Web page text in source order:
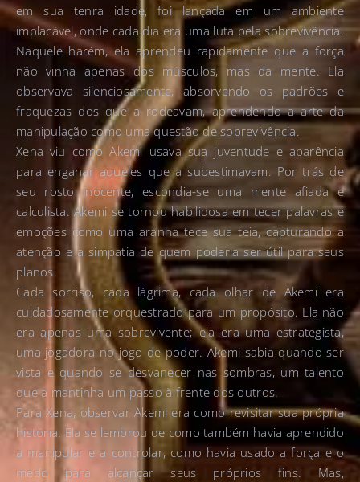
em sua tenra idade, foi lançada em um ambiente
implacável, onde cada dia era uma luta pela sobrevivência.
Naquele harém, ela aprendeu rapidamente que a força
não vinha apenas dos músculos, mas da mente. Ela
observava silenciosamente, absorvendo os padrões e
fraquezas dos que a rodeavam, aprendendo a arte da
manipulação como uma questão de sobrevivência.
Xena viu como Akemi usava sua juventude e aparência
para enganar aqueles que a subestimavam. Por trás de
seu rosto inocente, escondia-se uma mente afiada e
calculista. Akemi se tornou habilidosa em tecer palavras e
emoções como uma aranha tece sua teia, capturando a
atenção e a simpatia de quem poderia ser útil para seus
planos.
Cada sorriso, cada lágrima, cada olhar de Akemi era
cuidadosamente orquestrado para um propósito. Ela não
era apenas uma sobrevivente; ela era uma estrategista,
uma jogadora no jogo de poder. Akemi sabia quando ser
vista e quando se desvanecer nas sombras, um talento
que a mantinha um passo à frente dos outros.
Para Xena, observar Akemi era como revisitar sua própria
história. Ela se lembrou de como também havia aprendido
a manipular e a controlar, como havia usado a força e o
medo para alcançar seus próprios fins. Mas,